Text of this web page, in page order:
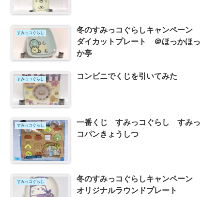
すみっコぐらし
冬のすみっコぐらしキャンペーン
ダイカットプレート ＠ほっかほっ
か亭
すみっコぐらし コンビニでくじを引いてみた
すみっコぐらし
一番くじ すみっコぐらし すみっ
コパンきょうしつ
すみっコぐらし
冬のすみっコぐらしキャンペーン
オリジナルラウンドプレート